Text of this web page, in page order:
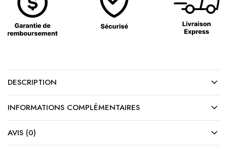
DESCRIPTION
INFORMATIONS COMPLÉMENTAIRES
AVIS (0)